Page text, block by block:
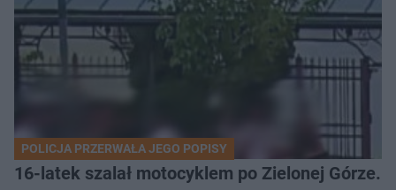
POLICJA PRZERWAŁA JEGO POPISY
16-latek szalał motocyklem po Zielonej Górze.